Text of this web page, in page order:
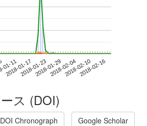
11
2018-01-172018-01-232018-01-292018-02-042018-02-102018-02-16
ス (DOI)
DOI Chronograph Google Scholar